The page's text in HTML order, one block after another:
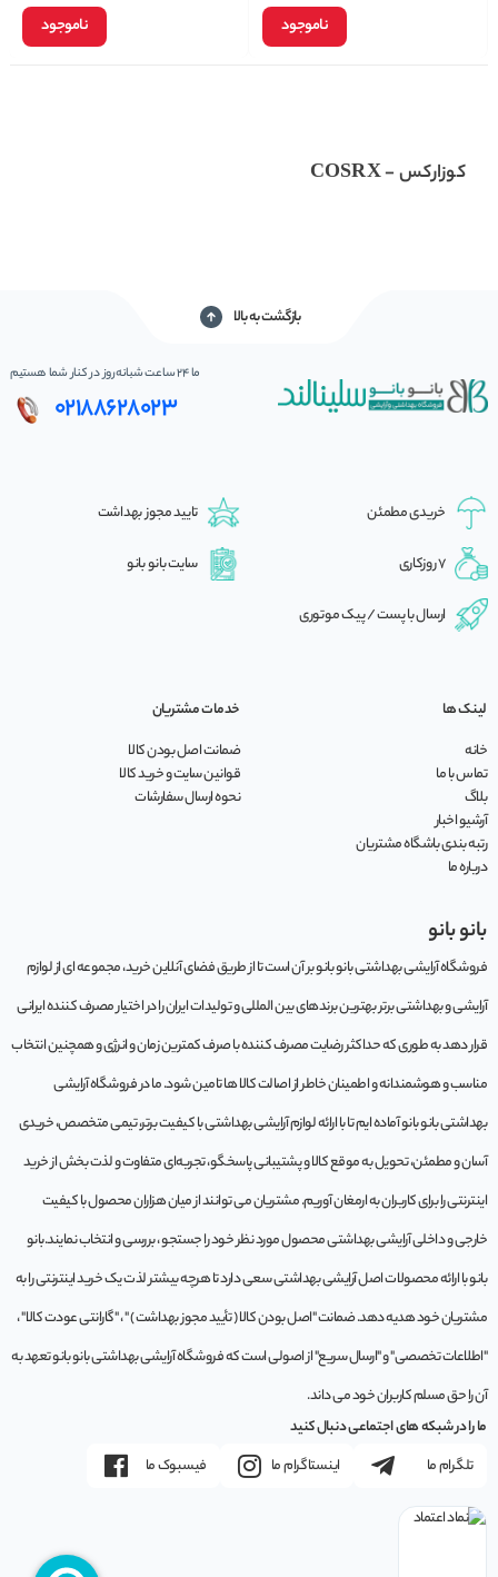
ناموجود ناموجود
کوزارکس - COSRX
بازگشت به بالا
ما 24 ساعت شبانه‌روز در کنار شما هستیم
02188628023
خریدی مطمئن تایید مجوز بهداشت
7 روزکاری سایت بانو بانو
ارسال با پست / پیک موتوری
لینک ها
خانه
تماس با ما
بلاگ
آرشیو اخبار
رتبه بندی باشگاه مشتریان
درباره ما
خدمات مشتریان
ضمانت اصل بودن کالا
قوانین سایت و خرید کالا
نحوه ارسال سفارشات
بانو بانو
فروشگاه آرایشی بهداشتی بانو بانو بر آن است تا از طریق فضای آنلاین خرید، مجموعه‌ ای از لوازم
آرایشی و بهداشتی برتر بهترین برندهای بین المللی و تولیدات ایران را در اختیار مصرف کننده ایرانی
قرار دهد به طوری که حداکثر رضایت مصرف کننده با صرف کمترین زمان و انرژی و همچنین انتخاب
مناسب و هوشمندانه و اطمینان خاطر از اصالت کالا ها تامین شود. ما در فروشگاه آرایشی
بهداشتی بانو بانو آماده ایم تا با ارائه لوازم آرایشی بهداشتی با کیفیت برتر، تیمی متخصص، خریدی
آسان و مطمئن، تحویل به موقع کالا و پشتیبانی پاسخگو، تجربه‌ای متفاوت و لذت بخش از خرید
اینترنتی را برای کاربران به ارمغان آوریم. مشتريان می توانند از ميان هزاران محصول با کيفيت
خارجی و داخلی آرایشی بهداشتی محصول مورد نظر خود را جستجو ، بررسی و انتخاب نمايند.بانو
بانو با ارائه محصولات اصل آرایشی بهداشتی سعی دارد تا هرچه بیشتر لذت یک خرید اینترنتی را به
مشتریان خود هدیه دهد. ضمانت "اصل بودن کالا ( تأیید مجوز بهداشت ) " ، "گارانتی عودت کالا" ،
"اطلاعات تخصصی" و "ارسال سریع" از اصولی است که فروشگاه آرایشی بهداشتی بانو بانو تعهد به
آن را حق مسلم کاربران خود می داند.
ما را در شبکه های اجتماعی دنبال کنید
تلگرام ما
اینستاگرام ما فیسبوک ما